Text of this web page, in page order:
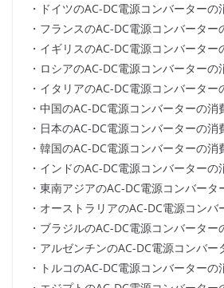
・ドイツのAC-DC電源コンバーターの
・フランスのAC-DC電源コンバーター
・イギリスのAC-DC電源コンバーター
・ロシアのAC-DC電源コンバーターの
・イタリアのAC-DC電源コンバーター
・中国のAC-DC電源コンバーターの消
・日本のAC-DC電源コンバーターの消
・韓国のAC-DC電源コンバーターの消
・インドのAC-DC電源コンバーターの
・東南アジアのAC-DC電源コンバータ
・オーストラリアのAC-DC電源コン
・ブラジルのAC-DC電源コンバーター
・アルゼンチンのAC-DC電源コンバ
・トルコのAC-DC電源コンバーターの